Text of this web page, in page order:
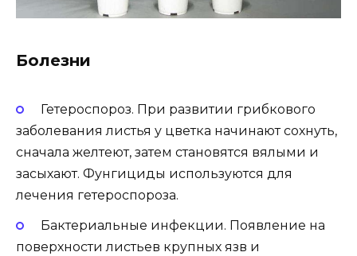
Болезни
Гетероспороз. При развитии грибкового
заболевания листья у цветка начинают сохнуть,
сначала желтеют, затем становятся вялыми и
засыхают. Фунгициды используются для
лечения гетероспороза.
Бактериальные инфекции. Появление на
поверхности листьев крупных язв и